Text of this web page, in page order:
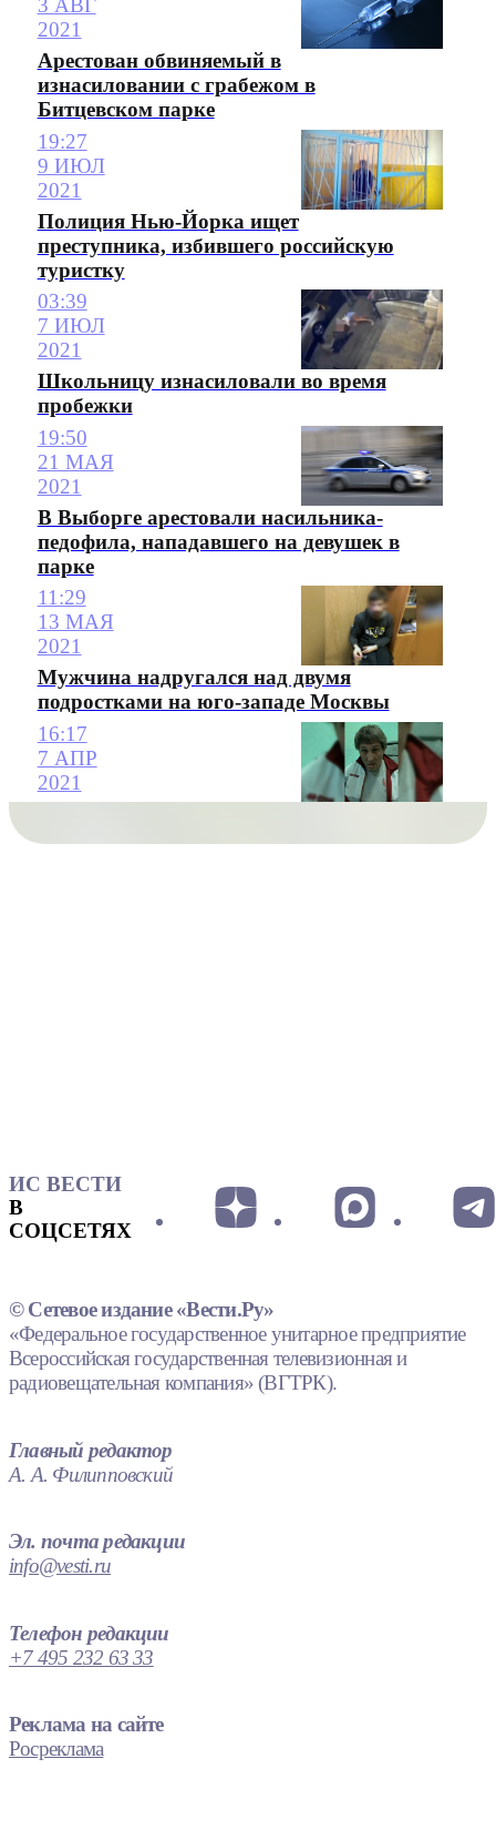
3 АВГ
2021
Арестован обвиняемый в
изнасиловании с грабежом в
Битцевском парке
19:27
9 ИЮЛ
2021
Полиция Нью-Йорка ищет
преступника, избившего российскую
туристку
03:39
7 ИЮЛ
2021
Школьницу изнасиловали во время
пробежки
19:50
21 МАЯ
2021
В Выборге арестовали насильника-
педофила, нападавшего на девушек в
парке
11:29
13 МАЯ
2021
Мужчина надругался над двумя
подростками на юго-западе Москвы
16:17
7 АПР
2021
ИС ВЕСТИ
В
СОЦСЕТЯХ
© Сетевое издание «Вести.Ру»
«Федеральное государственное унитарное предприятие
Всероссийская государственная телевизионная и
радиовещательная компания» (ВГТРК).
Главный редактор
А. А. Филипповский
Эл. почта редакции
info@vesti.ru
Телефон редакции
+7 495 232 63 33
Реклама на сайте
Росреклама